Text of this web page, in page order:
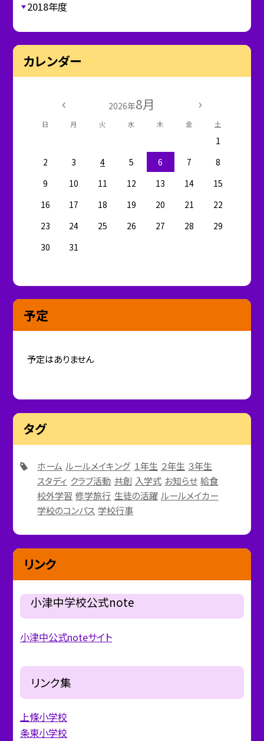
2018年度
カレンダー
2026年8月
日 月 火 水 木 金 土
1
2
3 4 5 6 7
8
9
10 11 12 13 14
15
16
17 18 19 20 21
22
23
24 25 26 27 28
29
30
31
予定
予定はありません
タグ
ホーム ルールメイキング １年生 ２年生 ３年生
スタディ クラブ活動 共創 入学式 お知らせ 給食
校外学習 修学旅行 生徒の活躍 ルールメイカー
学校のコンパス 学校行事
リンク
小津中学校公式note
小津中公式noteサイト
リンク集
上條小学校
条東小学校